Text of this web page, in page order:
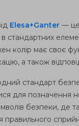
Elesa+Ganter — це
стандартних
колір має своє
а також
стандарт
для позначення
безпеки, де
правильного